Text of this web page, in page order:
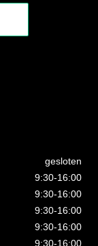
gesloten
9:30-16:00
9:30-16:00
9:30-16:00
9:30-16:00
9:30-16:00